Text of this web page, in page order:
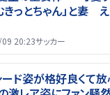
っとちゃん」と妻 え
20:23サッカー
ード姿が格好良くて